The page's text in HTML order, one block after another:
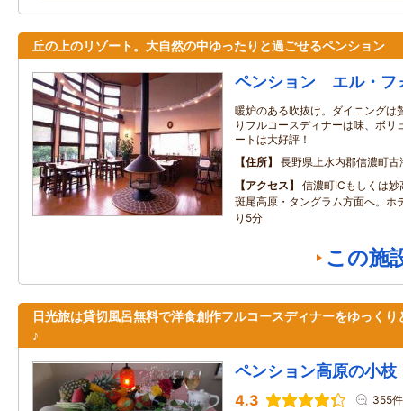
丘の上のリゾート。大自然の中ゆったりと過ごせるペンション
ペンション エル・フ
暖炉のある吹抜け。ダイニングは
りフルコースディナーは味、ボリ
ートは大好評！
住所
長野県上水内郡信濃町
アクセス
信濃町ICもしくは
斑尾高原・タングラム方面へ。ホ
り5分
この施
日光旅は貸切風呂無料で洋食創作フルコースディナーをゆっくり
♪
ペンション高原の小枝
4.3 355件